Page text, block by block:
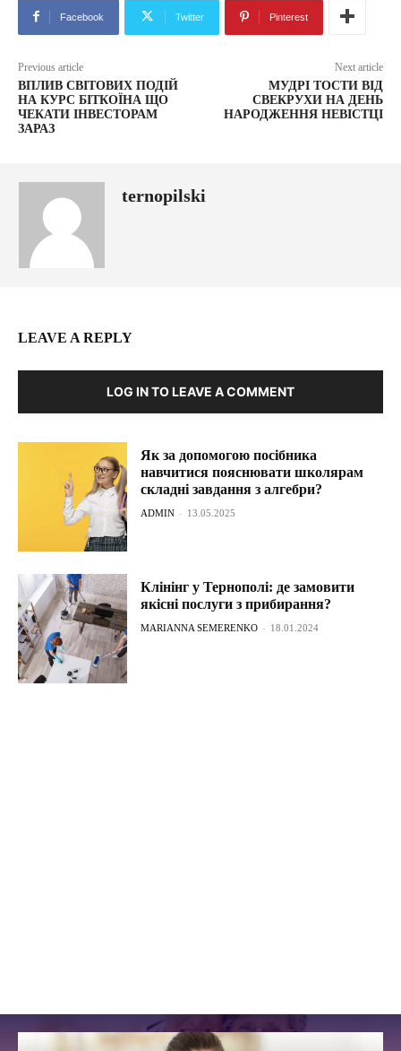
Facebook Twitter Pinterest
Previous article
ВПЛИВ СВІТОВИХ ПОДІЙ
НА КУРС БІТКОЇНА ЩО
ЧЕКАТИ ІНВЕСТОРАМ
ЗАРАЗ
Next article
МУДРІ ТОСТИ ВІД
СВЕКРУХИ НА ДЕНЬ
НАРОДЖЕННЯ НЕВІСТЦІ
ternopilski
LEAVE A REPLY
LOG IN TO LEAVE A COMMENT
Як за допомогою посібника
навчитися пояснювати школярам
складні завдання з алгебри?
ADMIN - 13.05.2025
Клінінг у Тернополі: де замовити
якісні послуги з прибирання?
MARIANNA SEMERENKO - 18.01.2024